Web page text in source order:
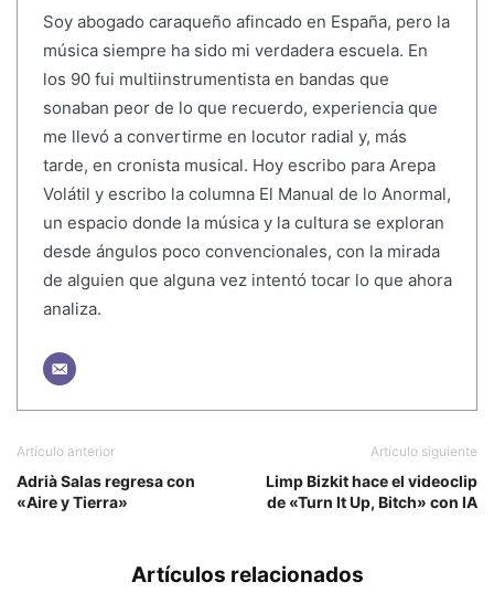
Soy abogado caraqueño afincado en España, pero la
música siempre ha sido mi verdadera escuela. En
los 90 fui multiinstrumentista en bandas que
sonaban peor de lo que recuerdo, experiencia que
me llevó a convertirme en locutor radial y, más
tarde, en cronista musical. Hoy escribo para Arepa
Volátil y escribo la columna El Manual de lo Anormal,
un espacio donde la música y la cultura se exploran
desde ángulos poco convencionales, con la mirada
de alguien que alguna vez intentó tocar lo que ahora
analiza.
Artículo anterior
Adrià Salas regresa con
«Aire y Tierra»
Artículo siguiente
Limp Bizkit hace el videoclip
de «Turn It Up, Bitch» con IA
Artículos relacionados